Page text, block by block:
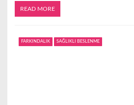
READ MORE
FARKINDALIK SAĞLIKLI BESLENME